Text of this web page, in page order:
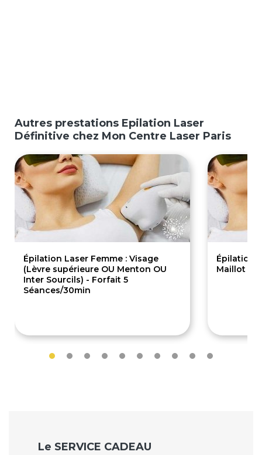
Autres prestations Epilation Laser
Définitive chez Mon Centre Laser Paris
Épilation Laser Femme : Visage
(Lèvre supérieure OU Menton OU
Inter Sourcils) - Forfait 5
Séances/30min
Épilation
Maillot
Le SERVICE CADEAU